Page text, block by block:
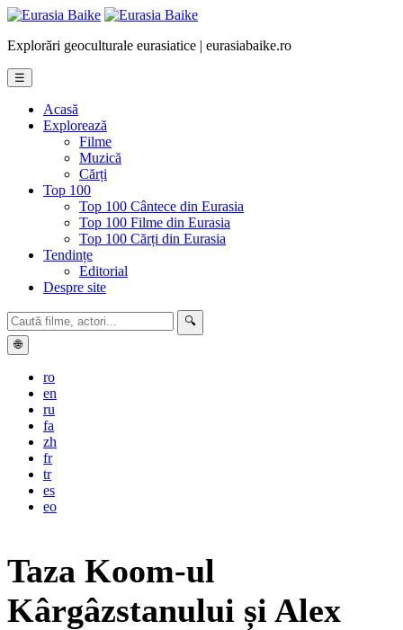
Explorări geoculturale eurasiatice | eurasiabaike.ro
☰
Acasă
Explorează
Filme
Muzică
Cărți
Top 100
Top 100 Cântece din Eurasia
Top 100 Filme din Eurasia
Top 100 Cărți din Eurasia
Tendințe
Editorial
Despre site
🔍
🌐
ro
en
ru
fa
zh
fr
tr
es
eo
Taza Koom-ul
Kârgâzstanului și Alex